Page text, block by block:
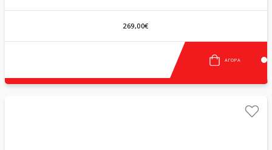
269,00€
ΑΓΟΡΆ